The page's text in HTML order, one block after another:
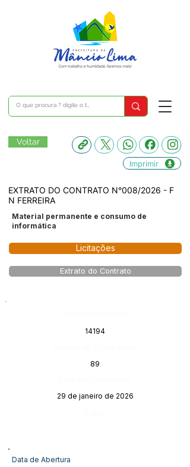
Voltar
Imprimir
EXTRATO DO CONTRATO N°008/2026 - F
N FERREIRA
Material permanente e consumo de
informática
Licitações
Extrato do Contrato
14194
89
29 de janeiro de 2026
Data de Abertura